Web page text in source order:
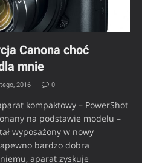
Canona choć
mnie
2016 0
kompaktowy – PowerShot
na podstawie modelu –
wyposażony w nowy
bardzo dobra
aparat zyskuje